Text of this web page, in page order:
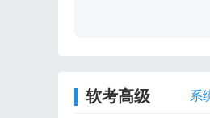
软考高级 系